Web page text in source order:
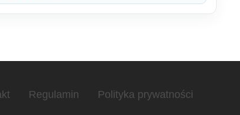
Regulamin Polityka prywatności